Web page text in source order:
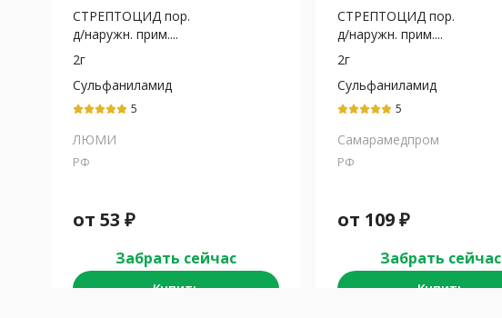
СТРЕПТОЦИД пор.
д/наружн. прим....
2г
Сульфаниламид
5
ЛЮМИ
РФ
от 53 ₽
Забрать сейчас
Купить
СТРЕПТОЦИД пор.
д/наружн. прим....
2г
Сульфаниламид
5
Самарамедпром
РФ
от 109₽
Забрать сейчас
Купить